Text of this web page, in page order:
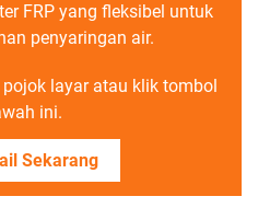
FRP yang fleksibel untuk
penyaringan air.
layar atau klik tombol
ini.
Sekarang